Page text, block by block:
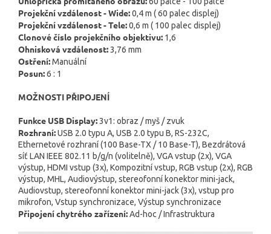
Projekční vzdálenost - Wide:0,4 m ( 60 palec displej)
Projekční vzdálenost - Tele:0,6 m ( 100 palec displej)
Clonové číslo projekčního objektivu: 1,6
Ohnisková vzdálenost:3,76 mm
Ostření:Manuální
Posun:6 : 1
MOŽNOSTI PŘIPOJENÍ
Funkce USB Display:3v1: obraz / myš / zvuk
Rozhraní:USB 2.0 typu A, USB 2.0 typu B, RS-232C,
Ethernetové rozhraní (100 Base-TX / 10 Base-T), Bezdrátová
síť LAN IEEE 802.11 b/g/n (volitelně), VGA vstup (2x), VGA
výstup, HDMI vstup (3x), Kompozitní vstup, RGB vstup (2x), RGB
výstup, MHL, Audiovýstup, stereofonní konektor mini-jack,
Audiovstup, stereofonní konektor mini-jack (3x), vstup pro
mikrofon, Vstup synchronizace, Výstup synchronizace
Připojení chytrého zařízení:Ad-hoc / Infrastruktura